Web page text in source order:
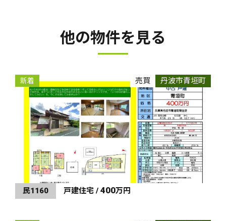
他の物件を見る
新着 売買 丹波市青垣町
民1160 戸建住宅 / 400万円